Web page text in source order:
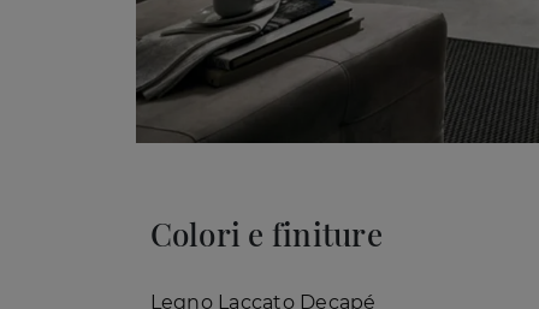
Colori e finiture
Legno Laccato Decapé